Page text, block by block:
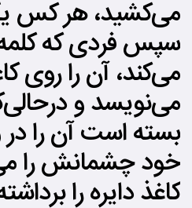
می‌کشید، هر کس
سپس فردی که کلمه
می‌کند، آن را روی
می‌نویسد و
بسته است آن را
خود چشمانش را
کاغذ دایره را